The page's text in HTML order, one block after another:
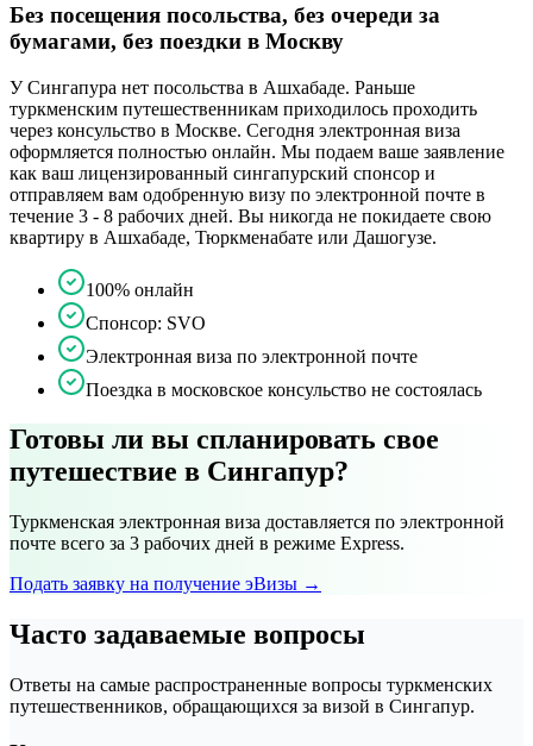
Без посещения посольства, без очереди за
бумагами, без поездки в Москву
У Сингапура нет посольства в Ашхабаде. Раньше
туркменским путешественникам приходилось проходить
через консульство в Москве. Сегодня электронная виза
оформляется полностью онлайн. Мы подаем ваше заявление
как ваш лицензированный сингапурский спонсор и
отправляем вам одобренную визу по электронной почте в
течение 3 - 8 рабочих дней. Вы никогда не покидаете свою
квартиру в Ашхабаде, Тюркменабате или Дашогузе.
100% онлайн
Спонсор: SVO
Электронная виза по электронной почте
Поездка в московское консульство не состоялась
Готовы ли вы спланировать свое
путешествие в Сингапур?
Туркменская электронная виза доставляется по электронной
почте всего за 3 рабочих дней в режиме Express.
Подать заявку на получение эВизы →
Часто задаваемые вопросы
Ответы на самые распространенные вопросы туркменских
путешественников, обращающихся за визой в Сингапур.